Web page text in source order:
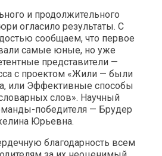
и продолжительного
огласило результаты. С
сообщаем, что первое
самые юные, но уже
представители —
с проектом «Жили — были
или Эффективные способы
слов». Научный
победителя — Брудер
Юрьевна.
благодарность всем